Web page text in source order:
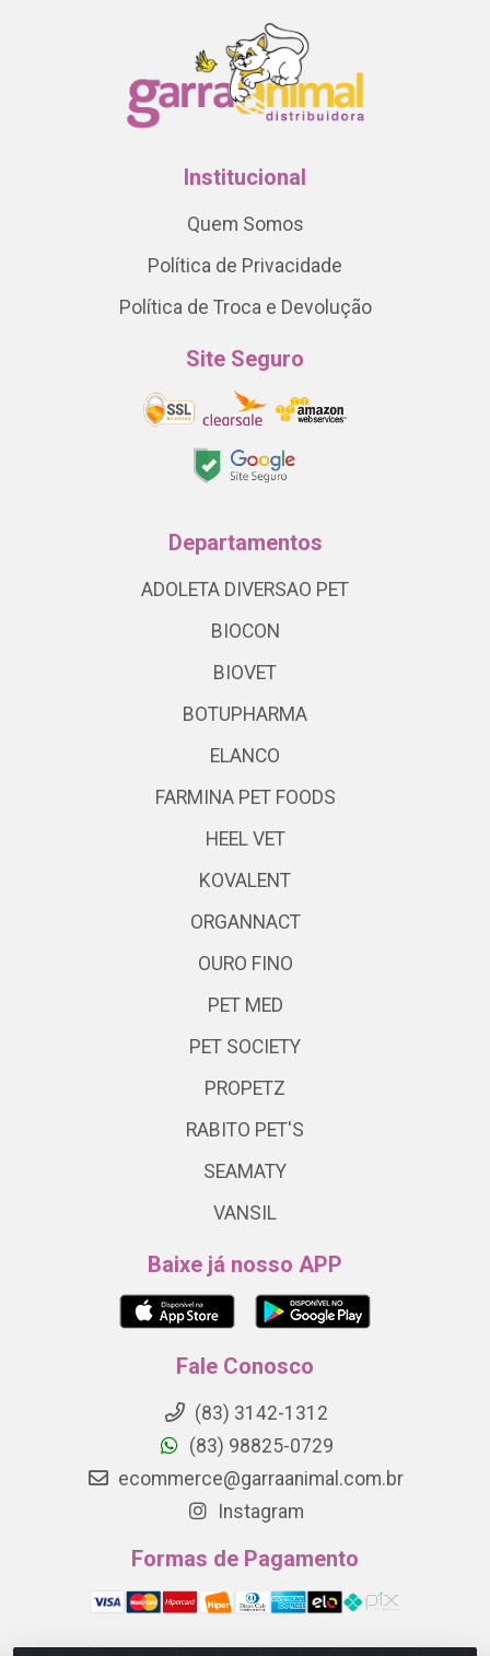
Institucional
Quem Somos
Política de Privacidade
Política de Troca e Devolução
Site Seguro
Departamentos
ADOLETA DIVERSAO PET
BIOCON
BIOVET
BOTUPHARMA
ELANCO
FARMINA PET FOODS
HEEL VET
KOVALENT
ORGANNACT
OURO FINO
PET MED
PET SOCIETY
PROPETZ
RABITO PET'S
SEAMATY
VANSIL
Baixe já nosso APP
Fale Conosco
(83) 3142-1312
(83) 98825-0729
ecommerce@garraanimal.com.br
Instagram
Formas de Pagamento